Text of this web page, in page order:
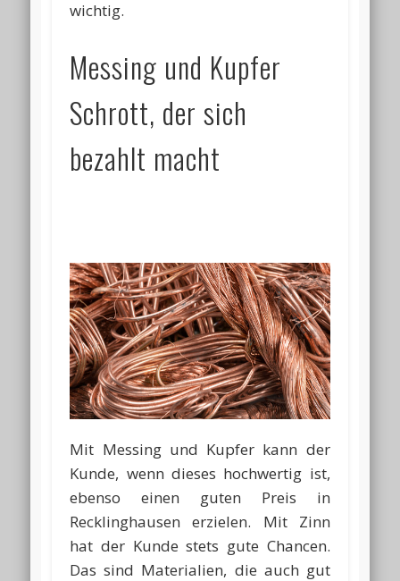
wichtig.
Messing und Kupfer
Schrott, der sich
bezahlt macht
Mit Messing und Kupfer kann der
Kunde, wenn dieses hochwertig ist,
ebenso einen guten Preis in
Recklinghausen erzielen. Mit Zinn
hat der Kunde stets gute Chancen.
Das sind Materialien, die auch gut